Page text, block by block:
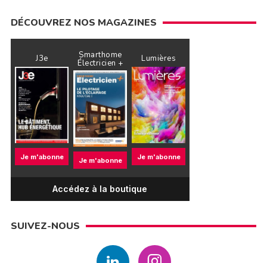
DÉCOUVREZ NOS MAGAZINES
J3e
Je m'abonne
Smarthome
Électricien +
Je m'abonne
Lumières
Je m'abonne
Accédez à la boutique
SUIVEZ-NOUS